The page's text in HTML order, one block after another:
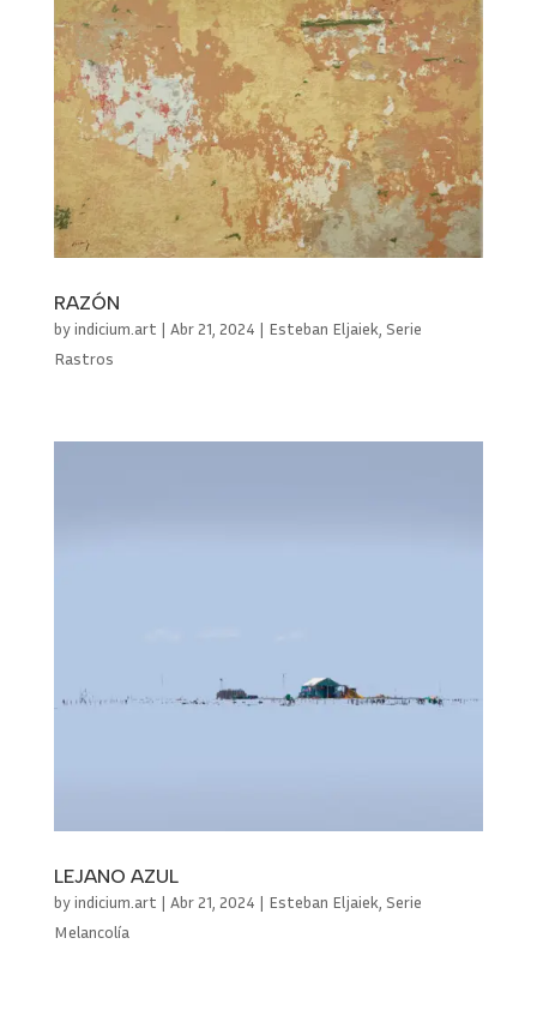
RAZÓN
byindicium.art | Abr 21, 2024 | Esteban Eljaiek Serie
Rastros
LEJANO AZUL
byindicium.art | Abr 21, 2024 | Esteban Eljaiek Serie
Melancolía